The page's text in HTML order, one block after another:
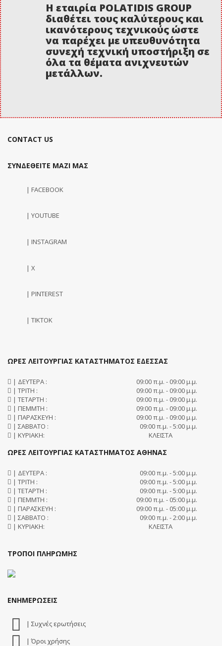
Η εταιρία POLATIDIS GROUP
διαθέτει τους καλύτερους και
ικανότερους τεχνικούς ώστε
να παρέχει με υπευθυνότητα
συνεχή τεχνική υποστήριξη σε
όλα τα θέματα ανιχνευτών
μετάλλων.
CONTACT US
ΣΥΝΔΕΘΕΙΤΕ ΜΑΖΙ ΜΑΣ
| FACEBOOK
| YOUTUBE
| INSTAGRAM
| X
| PINTEREST
| TIKTOK
ΩΡΕΣ ΛΕΙΤΟΥΡΓΙΑΣ ΚΑΤΑΣΤΗΜΑΤΟΣ ΕΔΕΣΣΑΣ
| ΔΕΥΤΕΡΑ :
09:00 π.μ. - 09:00 μ.μ.
| ΤΡΙΤΗ :
09:00 π.μ. - 09:00 μ.μ.
| ΤΕΤΑΡΤΗ :
09:00 π.μ. - 09:00 μ.μ.
| ΠΕΜΜΤΗ :
09:00 π.μ. - 09:00 μ.μ.
| ΠΑΡΑΣΚΕΥΗ :
09:00 π.μ. - 09:00 μ.μ.
| ΣΑΒΒΑΤΟ :
09:00 π.μ. - 5:00 μ.μ.
| ΚΥΡΙΑΚΗ:
ΚΛΕΙΣΤΑ
ΩΡΕΣ ΛΕΙΤΟΥΡΓΙΑΣ ΚΑΤΑΣΤΗΜΑΤΟΣ ΑΘΗΝΑΣ
| ΔΕΥΤΕΡΑ :
09:00 π.μ. - 5:00 μ.μ.
| ΤΡΙΤΗ :
09:00 π.μ. - 5:00 μ.μ.
| ΤΕΤΑΡΤΗ :
09:00 π.μ. - 5:00 μ.μ.
| ΠΕΜΜΤΗ :
09:00 π.μ. - 05:00 μ.μ.
| ΠΑΡΑΣΚΕΥΗ :
09:00 π.μ. - 05:00 μ.μ.
| ΣΑΒΒΑΤΟ :
09:00 π.μ. - 2:00 μ.μ.
| ΚΥΡΙΑΚΗ:
ΚΛΕΙΣΤΑ
ΤΡΟΠΟΙ ΠΛΗΡΩΜΗΣ
ΕΝΗΜΕΡΩΣΕΙΣ
| Συχνές ερωτήσεις
| Όροι χρήσης